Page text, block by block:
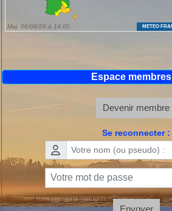
Espace membres
Devenir membre
Se reconnecter :
Envoyer